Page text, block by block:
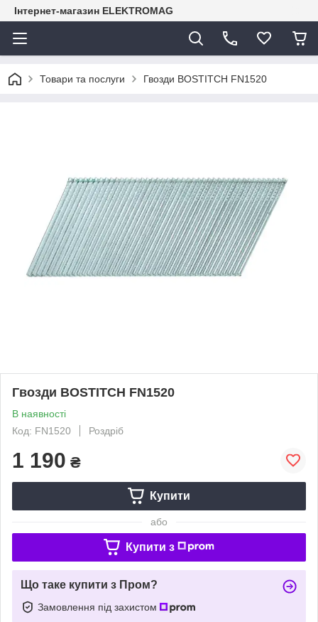
Інтернет-магазин ELEKTROMAG
Товари та послуги Гвозди BOSTITCH FN1520
Гвозди BOSTITCH FN1520
В наявності
Код: FN1520
Роздріб
1 190 ₴
Купити
або
Купити з
Що таке купити з Пром?
Замовлення під захистом